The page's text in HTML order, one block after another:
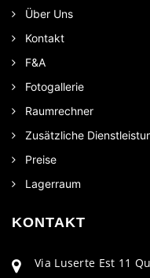
Über Uns
Kontakt
F&A
Fotogallerie
Raumrechner
Zusätzliche
Preise
Lagerraum
KONTAKT
Via Luserte Est 11